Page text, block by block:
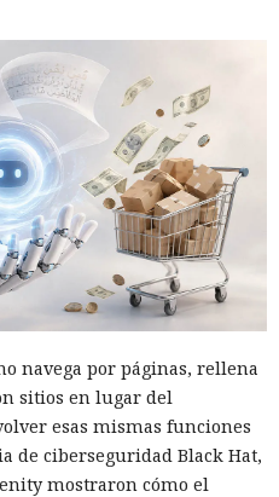
navega por páginas, rellena
sitios en lugar del
esas mismas funciones
de ciberseguridad Black Hat,
mostraron cómo el